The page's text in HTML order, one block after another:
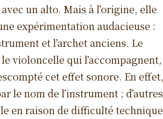
un alto. Mais à l’origine, elle
expérimentation audacieuse :
et l’archet anciens. Le
violoncelle qui l’accompagnent,
cet effet sonore. En effet,
le nom de l’instrument ; d’autres
en raison de difficulté technique